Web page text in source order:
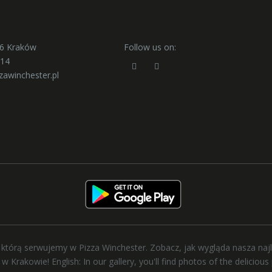
Kraków
Follow us on:
serwujemy w Pizza Winchester. Zobacz, jak wygląda nasza
Krakowie! English: In our gallery, you'll find photos of the